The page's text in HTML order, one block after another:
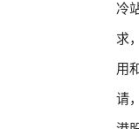
冷
求
用
请